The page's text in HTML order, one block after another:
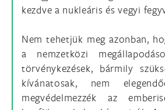
kezdve a nukleáris és vegyi
Nem tehetjük meg azonban,
a nemzetközi
törvénykezések, bármily
kívánatosak, nem
megvédelmezzék az